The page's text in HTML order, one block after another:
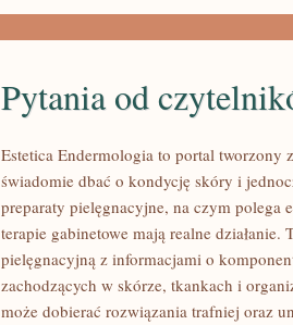
Pytania od
Estetica Endermologia to portal tworzony
świadomie dbać o kondycję skóry i
preparaty pielęgnacyjne, na czym polega
terapie gabinetowe mają realne działanie.
pielęgnacyjną z informacjami o
zachodzących w skórze, tkankach i
może dobierać rozwiązania trafniej oraz